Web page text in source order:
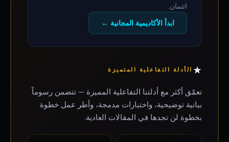
ائتمان.
ابدأ الأكاديمية المجانية ←
★ الأدلة التفاعلية المتميزة
تعمّق أكثر مع أدلتنا التفاعلية المميزة — تتضمن رسوماً
بيانية توضيحية، واختبارات مدمجة، وأطر عمل خطوة
بخطوة لن تجدها في المقالات العادية.